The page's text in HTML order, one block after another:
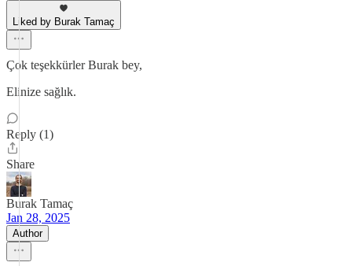
Liked by Burak Tamaç
Çok teşekkürler Burak bey,
Elinize sağlık.
Reply (1)
Share
Burak Tamaç
Jan 28, 2025
Author